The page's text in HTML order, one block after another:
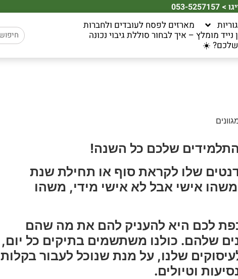
מארזים לפסח לעובדים ולחברות
נייד מומלץ – איך לבחור סוללת גיבוי נכונה
שלכם? ☀️
שלכם כל השנה!
שלו לקראת סוף או תחילת שנת
אישי אבל לא אישי מידי, משהו
לכם היא להעניק להם את מה שהם
שלהם. כולנו משתשמים בתיקים כל יום,
שלנו, על מנת שנוכל לעבור בקלות
וטיולים.